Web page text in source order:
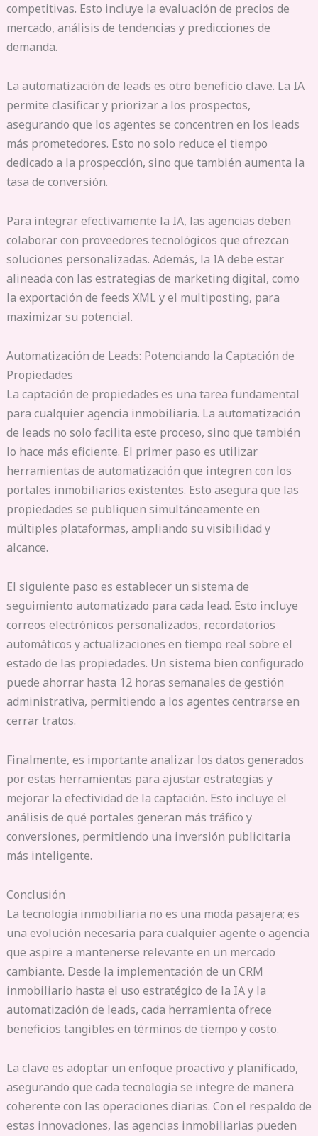
competitivas. Esto incluye la evaluación de precios de
mercado, análisis de tendencias y predicciones de
demanda.
La automatización de leads es otro beneficio clave. La IA
permite clasificar y priorizar a los prospectos,
asegurando que los agentes se concentren en los leads
más prometedores. Esto no solo reduce el tiempo
dedicado a la prospección, sino que también aumenta la
tasa de conversión.
Para integrar efectivamente la IA, las agencias deben
colaborar con proveedores tecnológicos que ofrezcan
soluciones personalizadas. Además, la IA debe estar
alineada con las estrategias de marketing digital, como
la exportación de feeds XML y el multiposting, para
maximizar su potencial.
Automatización de Leads: Potenciando la Captación de
Propiedades
La captación de propiedades es una tarea fundamental
para cualquier agencia inmobiliaria. La automatización
de leads no solo facilita este proceso, sino que también
lo hace más eficiente. El primer paso es utilizar
herramientas de automatización que integren con los
portales inmobiliarios existentes. Esto asegura que las
propiedades se publiquen simultáneamente en
múltiples plataformas, ampliando su visibilidad y
alcance.
El siguiente paso es establecer un sistema de
seguimiento automatizado para cada lead. Esto incluye
correos electrónicos personalizados, recordatorios
automáticos y actualizaciones en tiempo real sobre el
estado de las propiedades. Un sistema bien configurado
puede ahorrar hasta 12 horas semanales de gestión
administrativa, permitiendo a los agentes centrarse en
cerrar tratos.
Finalmente, es importante analizar los datos generados
por estas herramientas para ajustar estrategias y
mejorar la efectividad de la captación. Esto incluye el
análisis de qué portales generan más tráfico y
conversiones, permitiendo una inversión publicitaria
más inteligente.
Conclusión
La tecnología inmobiliaria no es una moda pasajera; es
una evolución necesaria para cualquier agente o agencia
que aspire a mantenerse relevante en un mercado
cambiante. Desde la implementación de un CRM
inmobiliario hasta el uso estratégico de la IA y la
automatización de leads, cada herramienta ofrece
beneficios tangibles en términos de tiempo y costo.
La clave es adoptar un enfoque proactivo y planificado,
asegurando que cada tecnología se integre de manera
coherente con las operaciones diarias. Con el respaldo de
estas innovaciones, las agencias inmobiliarias pueden